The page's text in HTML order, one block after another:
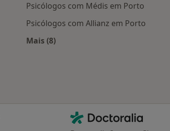
Psicólogos com Médis em Porto
Psicólogos com Allianz em Porto
Mais (8)
Contacto
Doctoralia - Homepage